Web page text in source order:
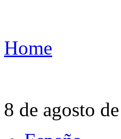
Home
8 de agosto